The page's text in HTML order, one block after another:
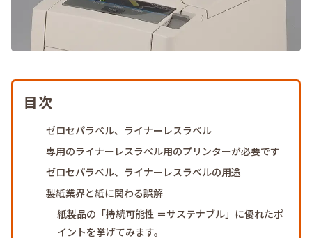
目次
ゼロセパラベル、ライナーレスラベル
専用のライナーレスラベル用のプリンターが必要です
ゼロセパラベル、ライナーレスラベルの用途
製紙業界と紙に関わる誤解
紙製品の「持続可能性 ＝サステナブル」に優れたポ
イントを挙げてみます。